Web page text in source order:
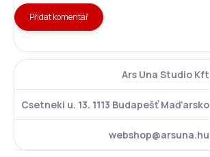
Přidat komentář
Ars Una Studio Kft
Csetneki u. 13. 1113 Budapešť Maďarsko
webshop@arsuna.hu